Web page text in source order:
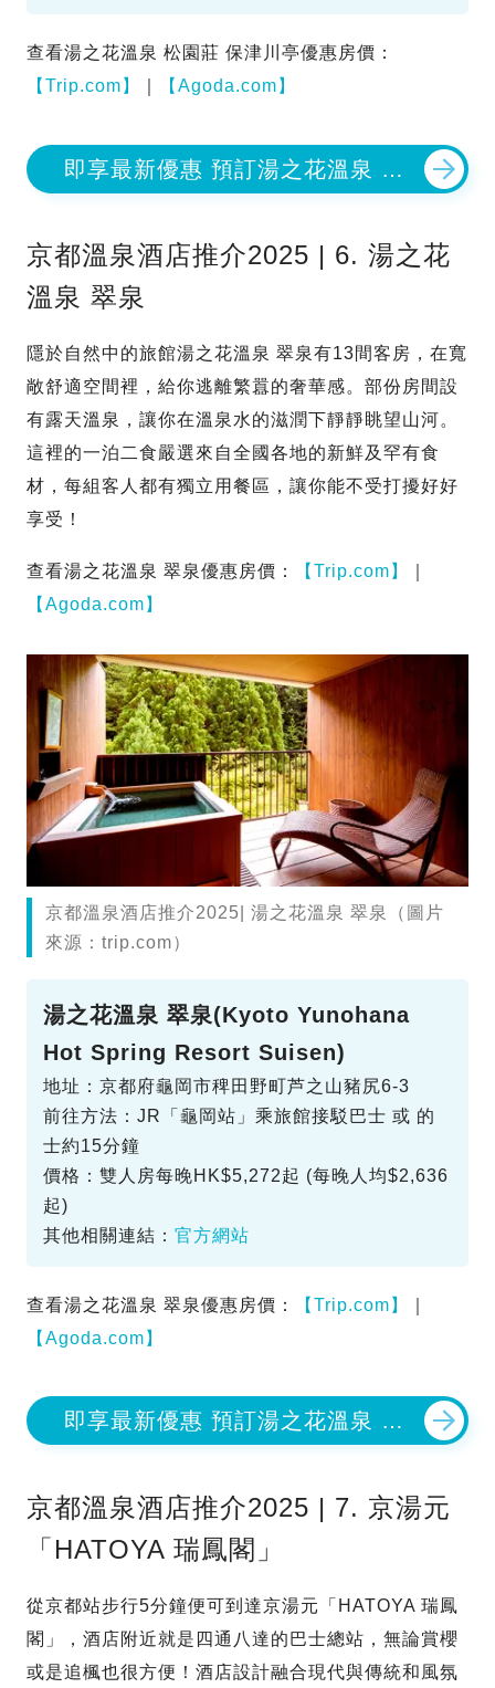
查看湯之花溫泉 松園莊 保津川亭優惠房價：
【Trip.com】
【Agoda.com】
即享最新優惠 預訂湯之花溫泉 松
園莊 保津川亭
京都溫泉酒店推介2025 | 6. 湯之花
溫泉 翠泉
隱於自然中的旅館湯之花溫泉 翠泉有13間客房，在寬
敞舒適空間裡，給你逃離繁囂的奢華感。部份房間設
有露天溫泉，讓你在溫泉水的滋潤下靜靜眺望山河。
這裡的一泊二食嚴選來自全國各地的新鮮及罕有食
材，每組客人都有獨立用餐區，讓你能不受打擾好好
享受！
查看湯之花溫泉 翠泉優惠房價： 【Trip.com】
【Agoda.com】
京都溫泉酒店推介2025| 湯之花溫泉 翠泉（圖片
來源：trip.com）
湯之花溫泉 翠泉(Kyoto Yunohana
Hot Spring Resort Suisen)
地址：京都府龜岡市稗田野町芦之山豬尻6-3
前往方法：JR「龜岡站」乘旅館接駁巴士 或 的
士約15分鐘
價格：雙人房每晚HK$5,272起 (每晚人均$2,636
起)
其他相關連結： 官方網站
查看湯之花溫泉 翠泉優惠房價： 【Trip.com】
【Agoda.com】
即享最新優惠 預訂湯之花溫泉 翠
泉
京都溫泉酒店推介2025 | 7. 京湯元
「HATOYA 瑞鳳閣」
從京都站步行5分鐘便可到達京湯元「HATOYA 瑞鳳
閣」，酒店附近就是四通八達的巴士總站，無論賞櫻
或是追楓也很方便！酒店設計融合現代與傳統和風氛